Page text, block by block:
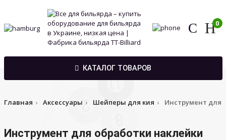
0
КАТАЛОГ ТОВАРОВ
Главная Аксессуары Шейперы для кия Инструмент для
Инструмент для обработки наклейки